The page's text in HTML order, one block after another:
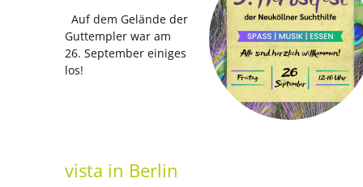
Auf dem Gelände der
Guttempler war am
26. September einiges
los!
vista in Berlin